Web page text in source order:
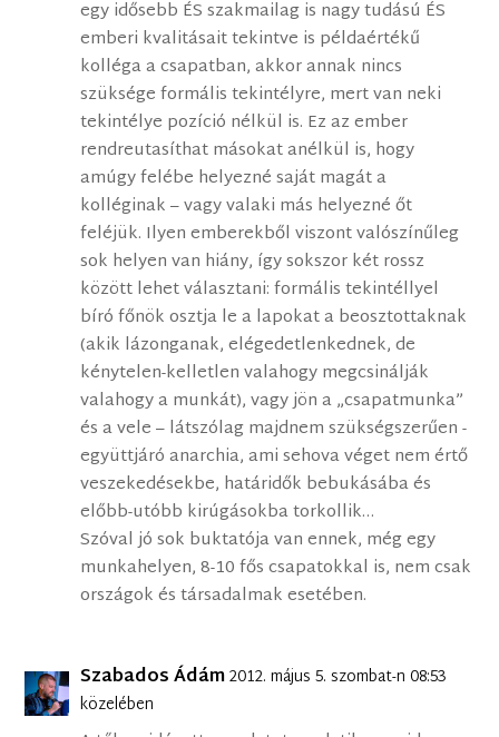
egy idősebb ÉS szakmailag is nagy tudású ÉS
emberi kvalitásait tekintve is példaértékű
kolléga a csapatban, akkor annak nincs
szüksége formális tekintélyre, mert van neki
tekintélye pozíció nélkül is. Ez az ember
rendreutasíthat másokat anélkül is, hogy
amúgy felébe helyezné saját magát a
kolléginak – vagy valaki más helyezné őt
feléjük. Ilyen emberekből viszont valószínűleg
sok helyen van hiány, így sokszor két rossz
között lehet választani: formális tekintéllyel
bíró főnök osztja le a lapokat a beosztottaknak
(akik lázonganak, elégedetlenkednek, de
kénytelen-kelletlen valahogy megcsinálják
valahogy a munkát), vagy jön a „csapatmunka”
és a vele – látszólag majdnem szükségszerűen -
együttjáró anarchia, ami sehova véget nem értő
veszekedésekbe, határidők bebukásába és
előbb-utóbb kirúgásokba torkollik…
Szóval jó sok buktatója van ennek, még egy
munkahelyen, 8-10 fős csapatokkal is, nem csak
országok és társadalmak esetében.
Szabados Ádám2012. május 5. szombat-n 08:53
közelében